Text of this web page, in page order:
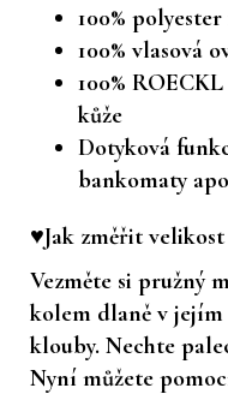
100%
100% vlasová
100%
kůže
Dotyková
bankomaty
♥Jak změřit
Vezměte si pružný
kolem dlaně v jejím
klouby. Nechte
Nyní můžete